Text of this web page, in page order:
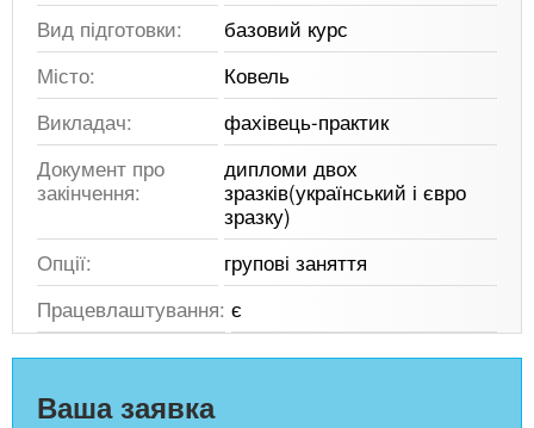
Вид підготовки:
базовий курс
Місто:
Ковель
Викладач:
фахівець-практик
Документ про
закінчення:
дипломи двох
зразків(український і євро
зразку)
Опції:
групові заняття
Працевлаштування: є
Ваша заявка